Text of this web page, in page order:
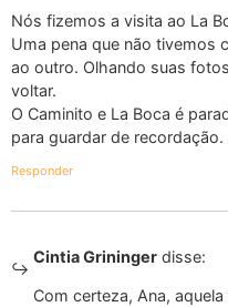
Nós fizemos a visita ao La
Uma pena que não tivemos
ao outro. Olhando suas
voltar.
O Caminito e La Boca é
para guardar de recordação.
Responder
Cintia Grininger disse:
Com certeza, Ana,